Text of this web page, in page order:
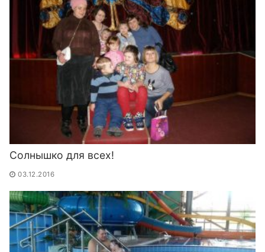
Солнышко для всех!
03.12.2016